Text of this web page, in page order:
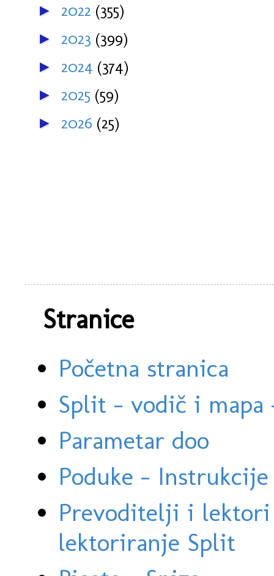
► 2022 (355)
► 2023 (399)
► 2024 (374)
► 2025 (59)
► 2026 (25)
Stranice
Početna stranica
Split - vodič i
Parametar doo
Poduke -
Prevoditelji i
lektoriranje Split